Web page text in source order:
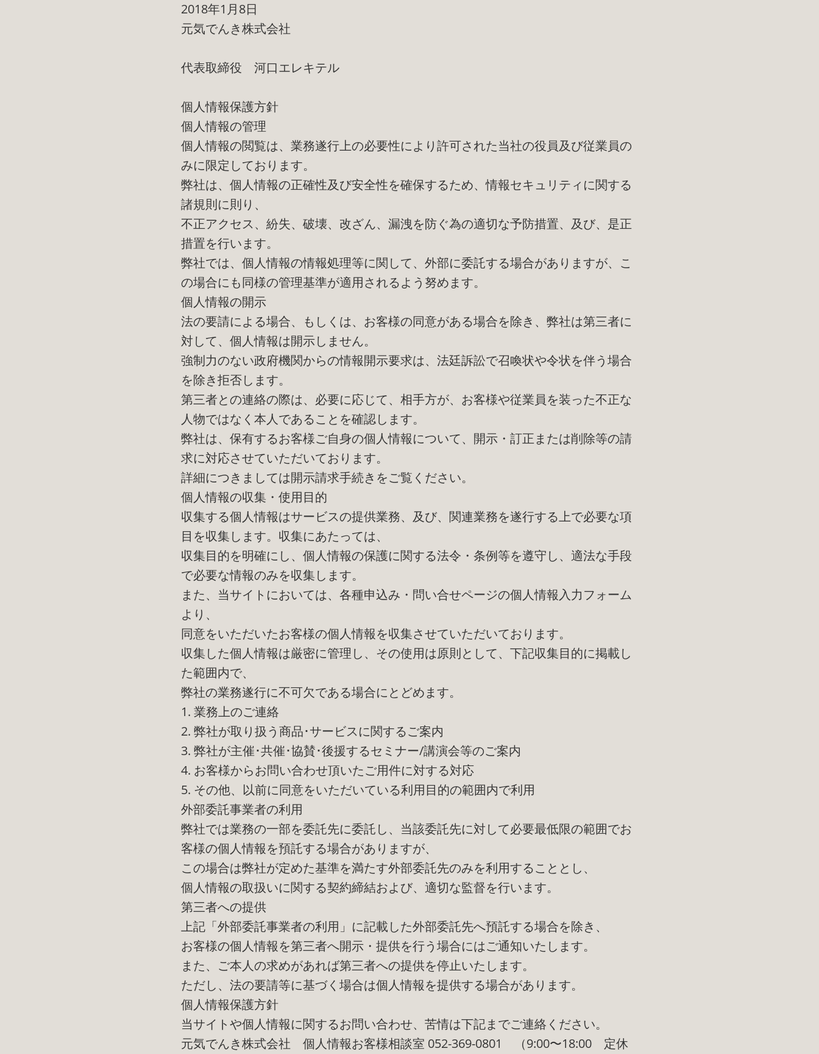
2018年1月8日
元気でんき株式会社
代表取締役 河口エレキテル
個人情報保護方針
個人情報の管理
個人情報の閲覧は、業務遂行上の必要性により許可された当社の役員及び従業員の
みに限定しております。
弊社は、個人情報の正確性及び安全性を確保するため、情報セキュリティに関する
諸規則に則り、
不正アクセス、紛失、破壊、改ざん、漏洩を防ぐ為の適切な予防措置、及び、是正
措置を行います。
弊社では、個人情報の情報処理等に関して、外部に委託する場合がありますが、こ
の場合にも同様の管理基準が適用されるよう努めます。
個人情報の開示
法の要請による場合、もしくは、お客様の同意がある場合を除き、弊社は第三者に
対して、個人情報は開示しません。
強制力のない政府機関からの情報開示要求は、法廷訴訟で召喚状や令状を伴う場合
を除き拒否します。
第三者との連絡の際は、必要に応じて、相手方が、お客様や従業員を装った不正な
人物ではなく本人であることを確認します。
弊社は、保有するお客様ご自身の個人情報について、開示・訂正または削除等の請
求に対応させていただいております。
詳細につきましては開示請求手続きをご覧ください。
個人情報の収集・使用目的
収集する個人情報はサービスの提供業務、及び、関連業務を遂行する上で必要な項
目を収集します。収集にあたっては、
収集目的を明確にし、個人情報の保護に関する法令・条例等を遵守し、適法な手段
で必要な情報のみを収集します。
また、当サイトにおいては、各種申込み・問い合せページの個人情報入力フォーム
より、
同意をいただいたお客様の個人情報を収集させていただいております。
収集した個人情報は厳密に管理し、その使用は原則として、下記収集目的に掲載し
た範囲内で、
弊社の業務遂行に不可欠である場合にとどめます。
1. 業務上のご連絡
2. 弊社が取り扱う商品･サービスに関するご案内
3. 弊社が主催･共催･協賛･後援するセミナー/講演会等のご案内
4. お客様からお問い合わせ頂いたご用件に対する対応
5. その他、以前に同意をいただいている利用目的の範囲内で利用
外部委託事業者の利用
弊社では業務の一部を委託先に委託し、当該委託先に対して必要最低限の範囲でお
客様の個人情報を預託する場合がありますが、
この場合は弊社が定めた基準を満たす外部委託先のみを利用することとし、
個人情報の取扱いに関する契約締結および、適切な監督を行います。
第三者への提供
上記「外部委託事業者の利用」に記載した外部委託先へ預託する場合を除き、
お客様の個人情報を第三者へ開示・提供を行う場合にはご通知いたします。
また、ご本人の求めがあれば第三者への提供を停止いたします。
ただし、法の要請等に基づく場合は個人情報を提供する場合があります。
個人情報保護方針
当サイトや個人情報に関するお問い合わせ、苦情は下記までご連絡ください。
元気でんき株式会社 個人情報お客様相談室 052-369-0801 （9:00〜18:00 定休